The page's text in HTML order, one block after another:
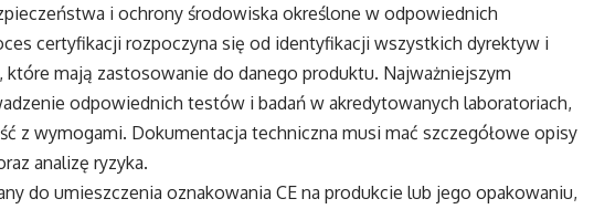
i ochrony środowiska określone w odpowiednich
certyfikacji rozpoczyna się od identyfikacji wszystkich dyrektyw i
mają zastosowanie do danego produktu. Najważniejszym
odpowiednich testów i badań w akredytowanych laboratoriach,
z wymogami. Dokumentacja techniczna musi mać szczegółowe opisy
analizę ryzyka.
do umieszczenia oznakowania CE na produkcie lub jego opakowaniu,